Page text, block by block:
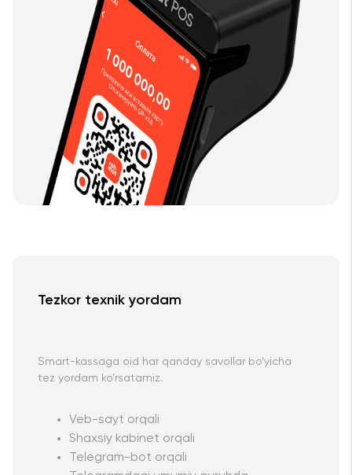
Tezkor texnik yordam
Smart-kassaga oid har qanday savollar bo‘yicha
tez yordam ko‘rsatamiz.
Veb-sayt orqali
Shaxsiy kabinet orqali
Telegram-bot orqali